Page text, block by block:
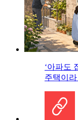
‘아파도
주택이